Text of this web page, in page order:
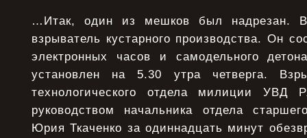
…Итак, один из мешков был надрезан.
взрыватель кустарного производства. Он
электронных часов и самодельного
установлен на 5.30 утра четверга.
технологического отдела милиции УВД
руководством начальника отдела
Юрия Ткаченко за одиннадцать минут